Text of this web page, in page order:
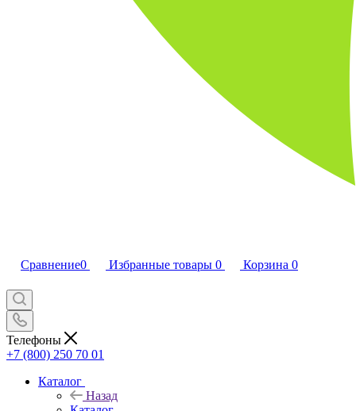
Сравнение0 Избранные товары 0 Корзина 0
Телефоны
+7 (800) 250 70 01
Каталог
Назад